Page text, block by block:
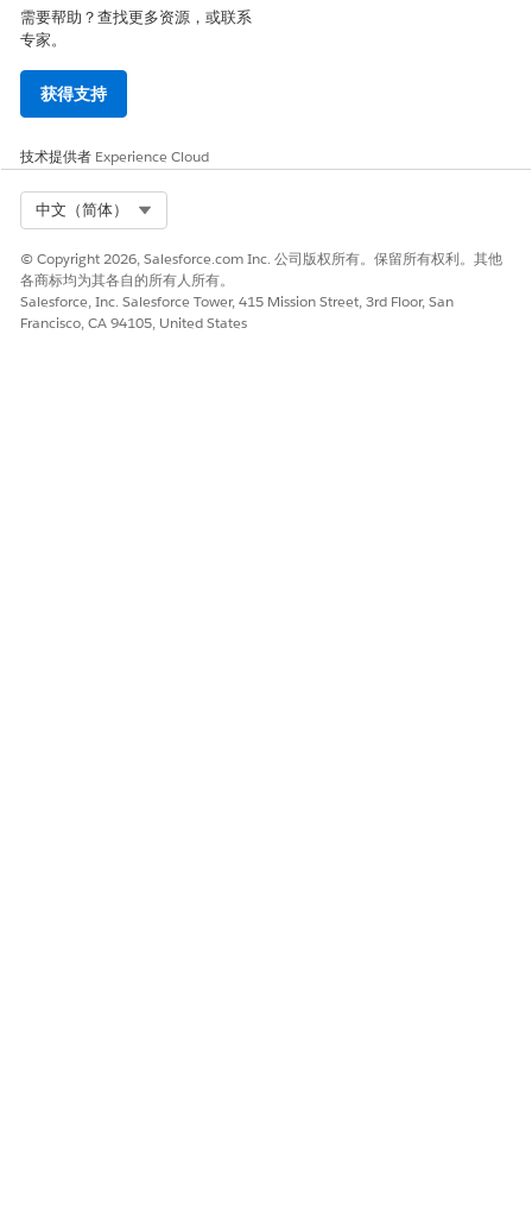
报服务流程。在卡片上，客服人员选择个案作为对象，并选择特
定个案作为记录。对于消息，客服人员输入“我们正在调查车辆发
动机温度和机油压力的关键指标。我们将很快联系您，根据我们
的调查确认服务预约。”
个案会更新，Paul 会在车辆的人机界面 (HMI) 仪表板上收到消
息，而他还在路上。
客服人员解决了客户的查询，并主动通知司机车辆性能的关键问
需要帮助？查找更多资源，或联系
专家。
获得支持
技术提供者 Experience Cloud
中文（简体）
© Copyright 2026, Salesforce.com Inc. 公司版权所有。保留所有权利。其他
各商标均为其各自的所有人所有。
Salesforce, Inc. Salesforce Tower, 415 Mission Street, 3rd Floor, San
Francisco, CA 94105, United States